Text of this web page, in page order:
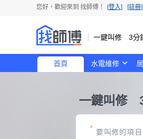
您好，歡迎來到 找師傅 ！ [登入] [註冊]
一鍵叫修 3分
首頁 水電維修
一鍵叫修
要叫修的項目